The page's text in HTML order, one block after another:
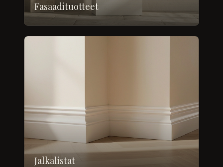
Fasaadituotteet
Jalkalistat